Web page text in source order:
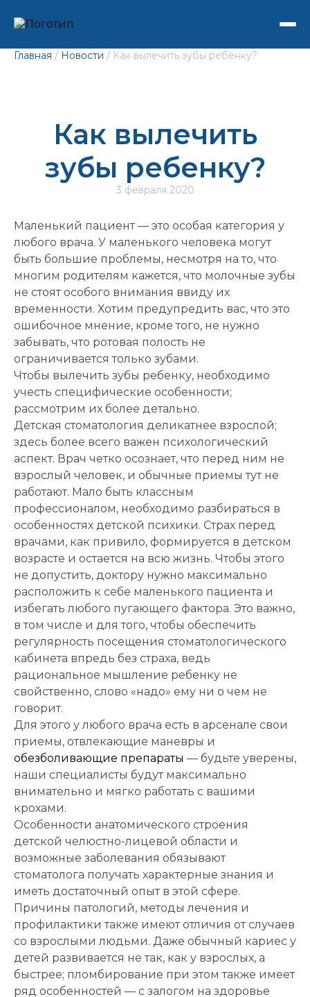
Записаться
на приём
Главная / Новости / Как вылечить зубы ребенку?
Как вылечить
зубы ребенку?
3 февраля 2020
Маленький пациент — это особая категория у
любого врача. У маленького человека могут
быть большие проблемы, несмотря на то, что
многим родителям кажется, что молочные зубы
не стоят особого внимания ввиду их
временности. Хотим предупредить вас, что это
ошибочное мнение, кроме того, не нужно
забывать, что ротовая полость не
ограничивается только зубами.
Чтобы вылечить зубы ребенку, необходимо
учесть специфические особенности;
рассмотрим их более детально.
Детская стоматология деликатнее взрослой;
здесь более всего важен психологический
аспект. Врач четко осознает, что перед ним не
взрослый человек, и обычные приемы тут не
работают. Мало быть классным
профессионалом, необходимо разбираться в
особенностях детской психики. Страх перед
врачами, как привило, формируется в детском
возрасте и остается на всю жизнь. Чтобы этого
не допустить, доктору нужно максимально
расположить к себе маленького пациента и
избегать любого пугающего фактора. Это важно,
в том числе и для того, чтобы обеспечить
регулярность посещения стоматологического
кабинета впредь без страха, ведь
рациональное мышление ребенку не
свойственно, слово «надо» ему ни о чем не
говорит.
Для этого у любого врача есть в арсенале свои
приемы, отвлекающие маневры и
обезболивающие препараты — будьте уверены,
наши специалисты будут максимально
внимательно и мягко работать с вашими
крохами.
Особенности анатомического строения
детской челюстно-лицевой области и
возможные заболевания обязывают
стоматолога получать характерные знания и
иметь достаточный опыт в этой сфере.
Причины патологий, методы лечения и
профилактики также имеют отличия от случаев
со взрослыми людьми. Даже обычный кариес у
детей развивается не так, как у взрослых, а
быстрее; пломбирование при этом также имеет
ряд особенностей — с залогом на здоровье